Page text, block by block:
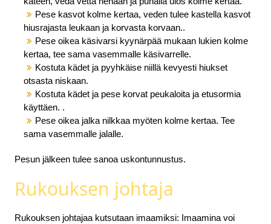
Pese kasvot kolme kertaa, veden tulee kastella kasvot
hiusrajasta leukaan ja korvasta korvaan..
Pese oikea käsivarsi kyynärpää mukaan lukien kolme
kertaa, tee sama vasemmalle käsivarrelle.
Kostuta kädet ja pyyhkäise niillä kevyesti hiukset
otsasta niskaan.
Kostuta kädet ja pese korvat peukaloita ja etusormia
käyttäen. .
Pese oikea jalka nilkkaa myöten kolme kertaa. Tee
sama vasemmalle jalalle.
Pesun jälkeen tulee sanoa uskontunnustus.
Rukouksen johtaja
Rukouksen johtajaa kutsutaan imaamiksi: Imaamina voi